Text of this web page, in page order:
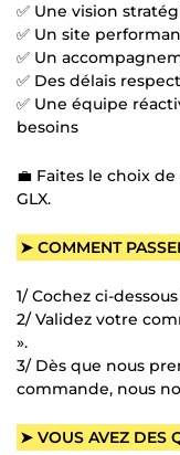
✅ Une vision
✅ Un site
✅ Un
✅ Des délais
✅ Une équipe
besoins
💼 Faites le choix
GLX.
➤ COMMENT
1/ Cochez ci-
2/ Validez votre
».
3/ Dès que nous
commande, nous
➤ VOUS AVEZ DES